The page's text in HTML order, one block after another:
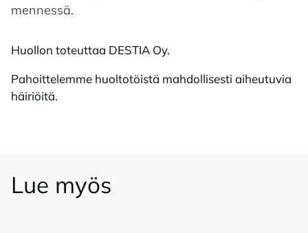
mennessä.
Huollon toteuttaa DESTIA Oy.
Pahoittelemme huoltotöistä mahdollisesti aiheutuvia
häiriöitä.
Lue myös